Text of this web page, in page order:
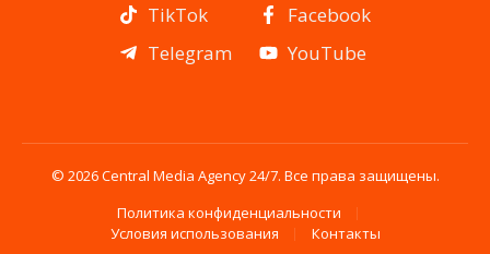
TikTok
Telegram
Facebook
YouTube
© 2026 Central Media Agency 24/7. Все права защищены.
Политика конфиденциальности
Условия использования
Контакты